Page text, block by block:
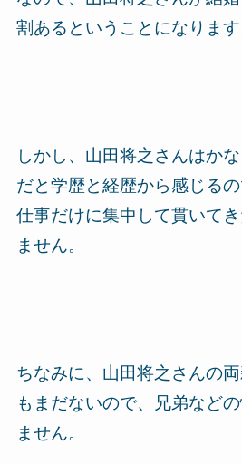
割あるということになります
しかし、山田将之さんはか
だと学歴と経歴から感じる
仕事だけに集中して貫いて
ません。
ちなみに、山田将之さんの
もまだないので、兄弟など
ません。